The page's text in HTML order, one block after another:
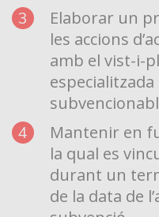
Elaborar un
les accions
amb el vist-i-
especialitzada
Mantenir en
la qual es
durant un
de la data de